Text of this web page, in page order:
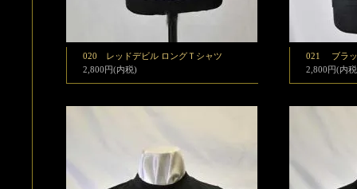
020 レッドデビル ロングＴシャツ
2,800円(内税)
021 ブラッ
2,800円(内